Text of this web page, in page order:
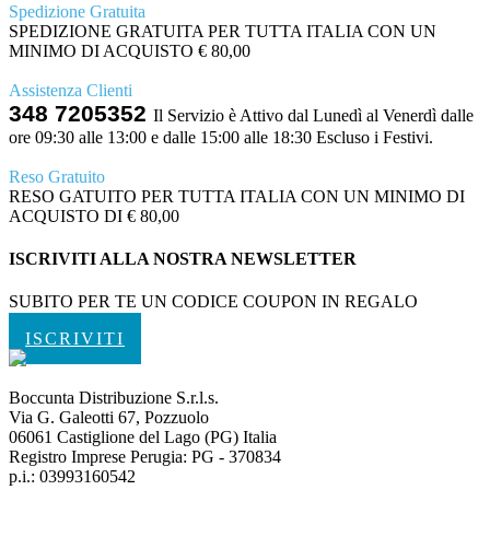
Spedizione Gratuita
SPEDIZIONE GRATUITA PER TUTTA ITALIA CON UN
MINIMO DI ACQUISTO € 80,00
Assistenza Clienti
348 7205352 Il Servizio è Attivo dal Lunedì al Venerdì dalle
ore 09:30 alle 13:00 e dalle 15:00 alle 18:30 Escluso i Festivi.
Reso Gratuito
RESO GATUITO PER TUTTA ITALIA CON UN MINIMO DI
ACQUISTO DI € 80,00
ISCRIVITI ALLA NOSTRA NEWSLETTER
SUBITO PER TE UN CODICE COUPON IN REGALO
ISCRIVITI
Boccunta Distribuzione S.r.l.s.
Via G. Galeotti 67, Pozzuolo
06061 Castiglione del Lago (PG) Italia
Registro Imprese Perugia: PG - 370834
p.i.: 03993160542